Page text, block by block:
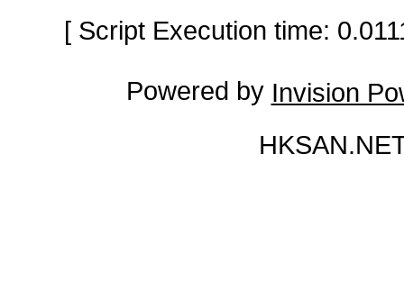
[ Script Execution time:
Powered by Invision